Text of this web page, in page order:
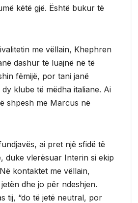
këtë gjë. Është bukur të
me vëllain, Khephren
dashur të luajnë në të
fëmijë, por tani janë
klube të mëdha italiane. Ai
shpesh me Marcus në
ai pret një sfidë të
duke vlerësuar Interin si ekip
kontaktet me vëllain,
dhe jo për ndeshjen.
tij, “do të jetë neutral, por